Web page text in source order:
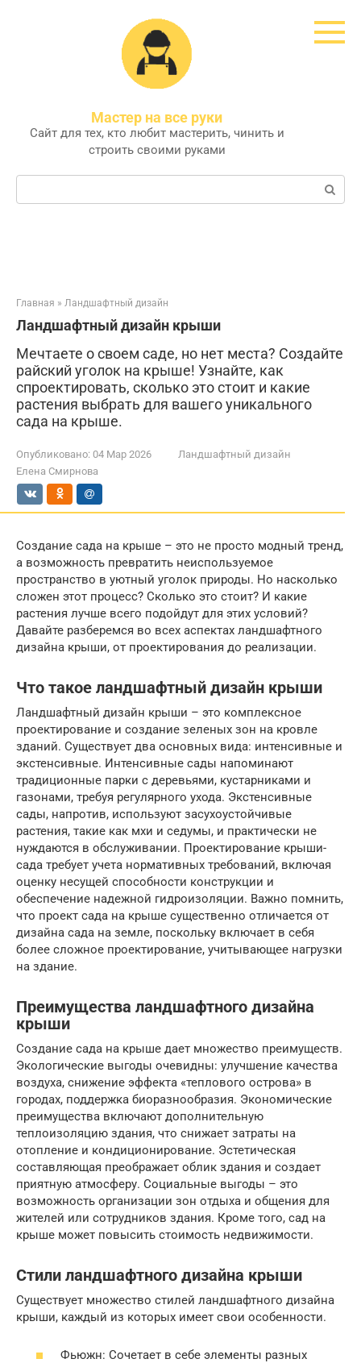
Мастер на все руки
Сайт для тех, кто любит мастерить, чинить и
строить своими руками
Поиск:
Главная » Ландшафтный дизайн
Ландшафтный дизайн крыши
Мечтаете о своем саде, но нет места? Создайте
райский уголок на крыше! Узнайте, как
спроектировать, сколько это стоит и какие
растения выбрать для вашего уникального
сада на крыше.
Опубликовано: 04 Мар 2026
Ландшафтный дизайн
Елена Смирнова
Создание сада на крыше – это не просто модный тренд,
а возможность превратить неиспользуемое
пространство в уютный уголок природы. Но насколько
сложен этот процесс? Сколько это стоит? И какие
растения лучше всего подойдут для этих условий?
Давайте разберемся во всех аспектах ландшафтного
дизайна крыши, от проектирования до реализации.
Что такое ландшафтный дизайн крыши
Ландшафтный дизайн крыши – это комплексное
проектирование и создание зеленых зон на кровле
зданий. Существует два основных вида: интенсивные и
экстенсивные. Интенсивные сады напоминают
традиционные парки с деревьями, кустарниками и
газонами, требуя регулярного ухода. Экстенсивные
сады, напротив, используют засухоустойчивые
растения, такие как мхи и седумы, и практически не
нуждаются в обслуживании. Проектирование крыши-
сада требует учета нормативных требований, включая
оценку несущей способности конструкции и
обеспечение надежной гидроизоляции. Важно помнить,
что проект сада на крыше существенно отличается от
дизайна сада на земле, поскольку включает в себя
более сложное проектирование, учитывающее нагрузки
на здание.
Преимущества ландшафтного дизайна
крыши
Создание сада на крыше дает множество преимуществ.
Экологические выгоды очевидны: улучшение качества
воздуха, снижение эффекта «теплового острова» в
городах, поддержка биоразнообразия. Экономические
преимущества включают дополнительную
теплоизоляцию здания, что снижает затраты на
отопление и кондиционирование. Эстетическая
составляющая преображает облик здания и создает
приятную атмосферу. Социальные выгоды – это
возможность организации зон отдыха и общения для
жителей или сотрудников здания. Кроме того, сад на
крыше может повысить стоимость недвижимости.
Стили ландшафтного дизайна крыши
Существует множество стилей ландшафтного дизайна
крыши, каждый из которых имеет свои особенности.
Фьюжн: Сочетает в себе элементы разных